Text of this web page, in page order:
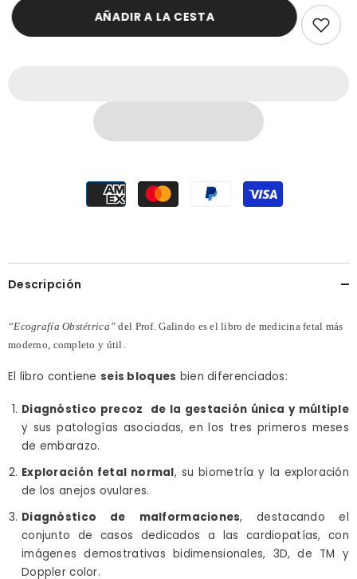
AÑADIR A LA CESTA
Descripción
“Ecografía Obstétrica”del Prof. Galindo es el libro de medicina fetal más
moderno, completo y útil.
El libro contieneseis bloques bien diferenciados:
Diagnóstico precoz de la gestación única y múltiple
y sus patologías asociadas, en los tres primeros meses
de embarazo.
Exploración fetal normal, su biometría y la exploración
de los anejos ovulares.
Diagnóstico de
malformaciones, destacando el
conjunto de casos dedicados a las cardiopatías, con
imágenes demostrativas bidimensionales, 3D, de TM y
Doppler color.